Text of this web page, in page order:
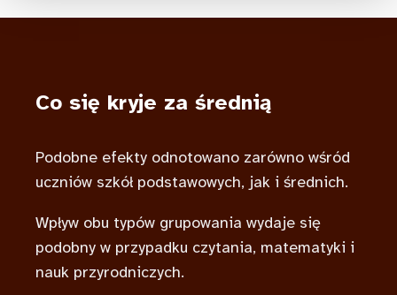
Co się kryje za średnią
Podobne efekty odnotowano zarówno wśród
uczniów szkół podstawowych, jak i średnich.
Wpływ obu typów grupowania wydaje się
podobny w przypadku czytania, matematyki i
nauk przyrodniczych.